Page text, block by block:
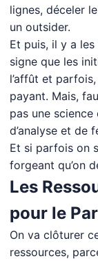
lignes, déceler
un outsider.
Et puis, il y a
signe que les
l’affût et
payant. Mais,
pas une science
d’analyse et de
Et si parfois on
forgeant qu’on
Les
pour le
On va clôturer
ressources,